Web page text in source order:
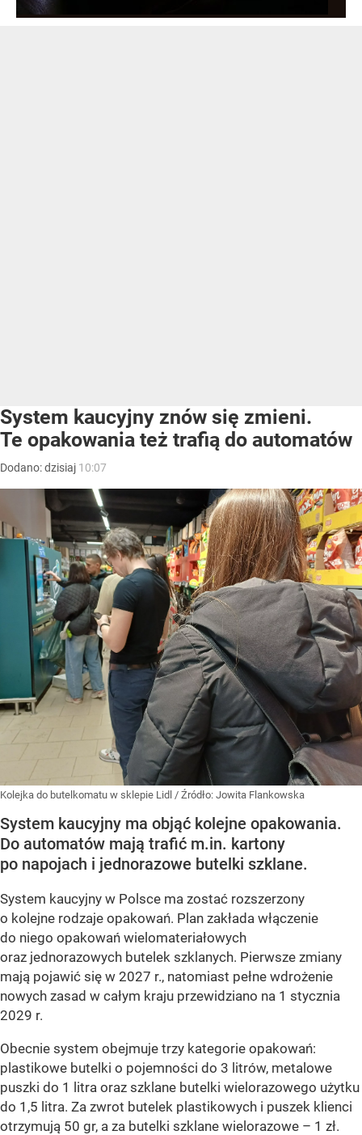
System kaucyjny znów się zmieni.
Te opakowania też trafią do automatów
Dodano:dzisiaj 10:07
Kolejka do butelkomatu w sklepie Lidl / Źródło: Jowita Flankowska
System kaucyjny ma objąć kolejne opakowania.
Do automatów mają trafić m.in. kartony
po napojach i jednorazowe butelki szklane.
System kaucyjny w Polsce ma zostać rozszerzony
o kolejne rodzaje opakowań. Plan zakłada włączenie
do niego opakowań wielomateriałowych
oraz jednorazowych butelek szklanych. Pierwsze zmiany
mają pojawić się w 2027 r., natomiast pełne wdrożenie
nowych zasad w całym kraju przewidziano na 1 stycznia
2029 r.
Obecnie system obejmuje trzy kategorie opakowań:
plastikowe butelki o pojemności do 3 litrów, metalowe
puszki do 1 litra oraz szklane butelki wielorazowego użytku
do 1,5 litra. Za zwrot butelek plastikowych i puszek klienci
otrzymują 50 gr, a za butelki szklane wielorazowe – 1 zł.